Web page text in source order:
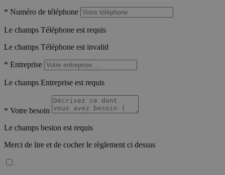
* Numéro de téléphone
Le champs Téléphone est requis
Le champs Téléphone est invalid
* Entreprise
Le champs Entreprise est requis
* Votre besoin
Le champs besion est requis
Merci de lire et de cocher le règlement ci dessus